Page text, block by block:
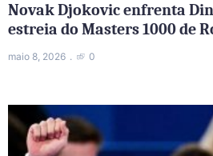
Novak Djokovic enfrenta
estreia do Masters 1000 de
maio 8, 2026 0